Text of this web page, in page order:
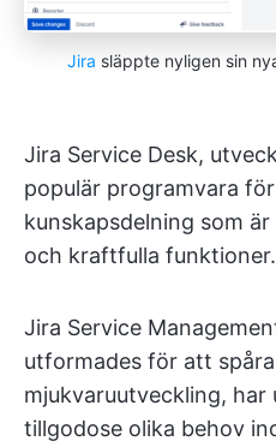
Jira släppte nyligen sin
Jira Service Desk,
populär programvara
kunskapsdelning som
och kraftfulla funktioner.
Jira Service
utformades för att
mjukvaruutveckling,
tillgodose olika behov